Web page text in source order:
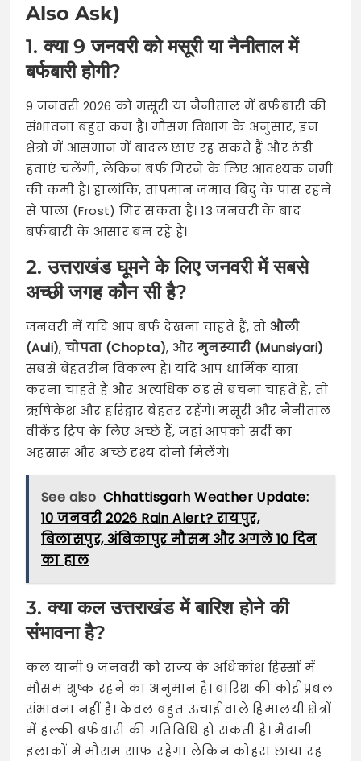
Also Ask)
1. क्या 9 जनवरी को मसूरी या नैनीताल में
बर्फबारी होगी?
9 जनवरी 2026 को मसूरी या नैनीताल में बर्फबारी की
संभावना बहुत कम है। मौसम विभाग के अनुसार, इन
क्षेत्रों में आसमान में बादल छाए रह सकते हैं और ठंडी
हवाएं चलेंगी, लेकिन बर्फ गिरने के लिए आवश्यक नमी
की कमी है। हालांकि, तापमान जमाव बिंदु के पास रहने
से पाला (Frost) गिर सकता है। 13 जनवरी के बाद
बर्फबारी के आसार बन रहे हैं।
2. उत्तराखंड घूमने के लिए जनवरी में सबसे
अच्छी जगह कौन सी है?
जनवरी में यदि आप बर्फ देखना चाहते हैं, तो औली
(Auli),चोपता (Chopta), औरमुनस्यारी (Munsiyari)
सबसे बेहतरीन विकल्प हैं। यदि आप धार्मिक यात्रा
करना चाहते हैं और अत्यधिक ठंड से बचना चाहते हैं, तो
ऋषिकेश और हरिद्वार बेहतर रहेंगे। मसूरी और नैनीताल
वीकेंड ट्रिप के लिए अच्छे हैं, जहां आपको सर्दी का
अहसास और अच्छे दृश्य दोनों मिलेंगे।
See also Chhattisgarh Weather Update:
10 जनवरी 2026 Rain Alert? रायपुर,
बिलासपुर, अंबिकापुर मौसम और अगले 10 दिन
का हाल
3. क्या कल उत्तराखंड में बारिश होने की
संभावना है?
कल यानी 9 जनवरी को राज्य के अधिकांश हिस्सों में
मौसम शुष्क रहने का अनुमान है। बारिश की कोई प्रबल
संभावना नहीं है। केवल बहुत ऊंचाई वाले हिमालयी क्षेत्रों
में हल्की बर्फबारी की गतिविधि हो सकती है। मैदानी
इलाकों में मौसम साफ रहेगा लेकिन कोहरा छाया रह